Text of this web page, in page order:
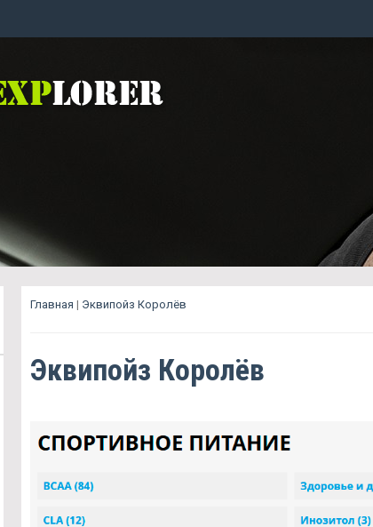
Главная | Эквипойз Королёв
Эквипойз Королёв